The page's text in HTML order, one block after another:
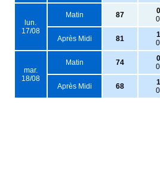
lun.
17/08
Matin 87
Après Midi 81
mar.
18/08
Matin 74
Après Midi 68